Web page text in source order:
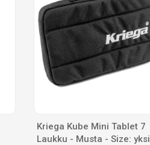
Kriega Kube Mini Tablet 7
Laukku - Musta - Size: yksi